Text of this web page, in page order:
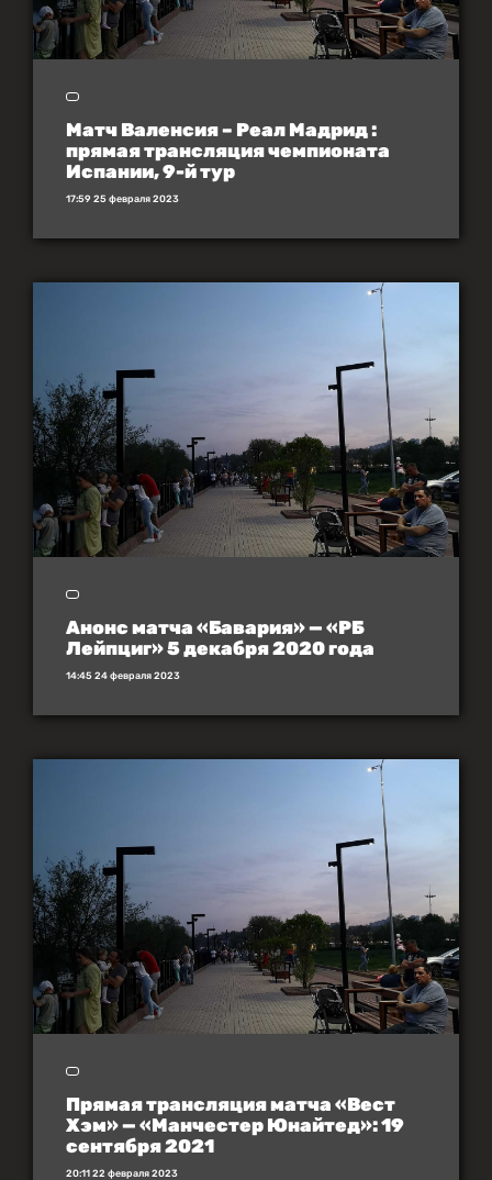
Матч Валенсия – Реал Мадрид :
прямая трансляция чемпионата
Испании, 9-й тур
17:59 25 февраля 2023
Анонс матча «Бавария» — «РБ
Лейпциг» 5 декабря 2020 года
14:45 24 февраля 2023
Прямая трансляция матча «Вест
Хэм» — «Манчестер Юнайтед»: 19
сентября 2021
20:11 22 февраля 2023